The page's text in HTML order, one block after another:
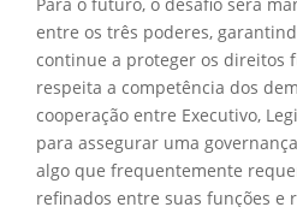
entre os três poderes,
continue a proteger os direitos
respeita a competência dos
cooperação entre Executivo,
para assegurar uma
algo que frequentemente
refinados entre suas funções e